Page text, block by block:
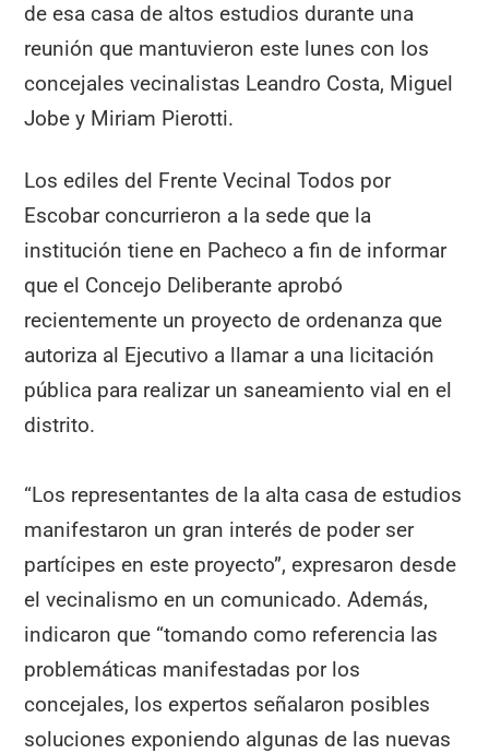
de esa casa de altos estudios durante una
reunión que mantuvieron este lunes con los
concejales vecinalistas Leandro Costa, Miguel
Jobe y Miriam Pierotti.
Los ediles del Frente Vecinal Todos por
Escobar concurrieron a la sede que la
institución tiene en Pacheco a fin de informar
que el Concejo Deliberante aprobó
recientemente un proyecto de ordenanza que
autoriza al Ejecutivo a llamar a una licitación
pública para realizar un saneamiento vial en el
distrito.
“Los representantes de la alta casa de estudios
manifestaron un gran interés de poder ser
partícipes en este proyecto”, expresaron desde
el vecinalismo en un comunicado. Además,
indicaron que “tomando como referencia las
problemáticas manifestadas por los
concejales, los expertos señalaron posibles
soluciones exponiendo algunas de las nuevas